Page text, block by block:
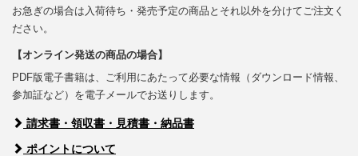
お急ぎの場合は入荷待ち・発売予定の商品とそれ以外を分けてご注文く
ださい。
【オンライン発送の商品の場合】
PDF版電子書籍は、ご利用にあたって必要な情報（ダウンロード情報、
参加証など）を電子メールでお送りします。
請求書・領収書・見積書・納品書
ポイントについて